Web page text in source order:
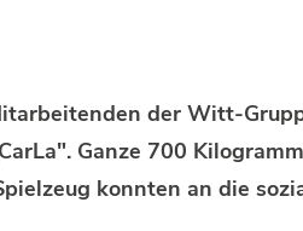
der Witt-
Ganze 700 Kilogramm
konnten an die